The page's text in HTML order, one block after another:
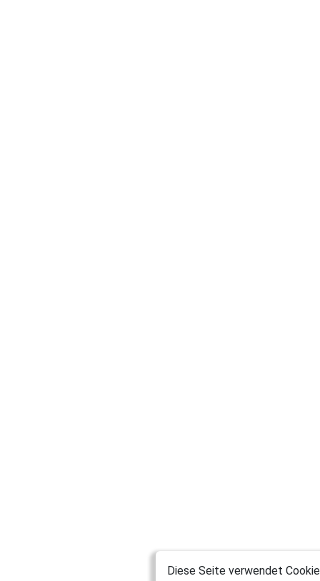
Diese Seite verwendet